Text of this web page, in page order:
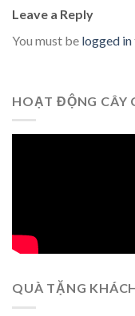
Leave a Reply
You must be logged in
HOẠT ĐỘNG CÂY
QUÀ TẶNG